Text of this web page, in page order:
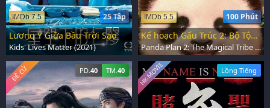
25 Tập
IMDb 7.5
Lương Y Giữa Bầu Trời Sao
Kids' Lives Matter (2021)
100 Phút
IMDb 5.5
Kế hoạch Gấu Trúc 2: Bộ Tộc Kỳ Diệu
Panda Plan 2: The Magical Tribe (2026)
PD.40 TM.40
ĐỀ CỬ Lồng Tiếng
HK-MOVIE